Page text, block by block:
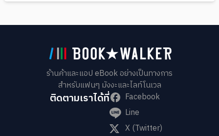
ร้านค้าและแอป eBook อย่างเป็นทางการ
สำหรับแฟนๆ มังงะและไลท์โนเวล
ติดตามเราได้ที่
Facebook
Line
X (Twitter)